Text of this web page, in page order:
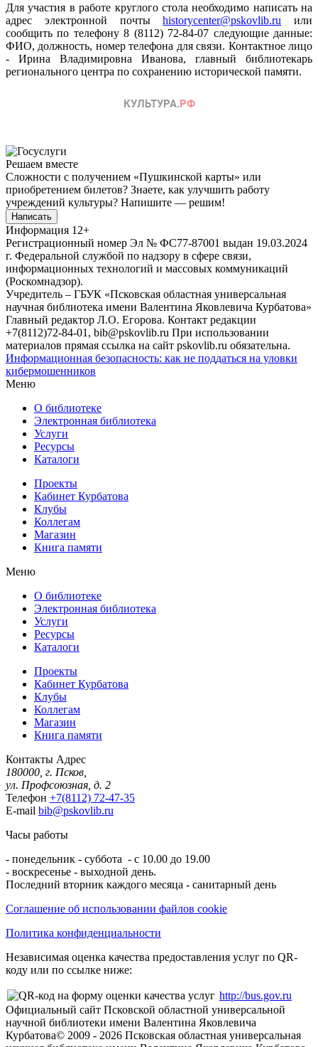
Для участия в работе круглого стола необходимо написать на
адрес электронной почтыhistorycenter@pskovlib.ru или
сообщить по телефону 8 (8112) 72-84-07 следующие данные:
ФИО, должность, номер телефона для связи. Контактное лицо
- Ирина Владимировна Иванова, главный библиотекарь
регионального центра по сохранению исторической памяти.
Решаем вместе
Сложности с получением «Пушкинской карты» или
приобретением билетов? Знаете, как улучшить работу
учреждений культуры? Напишите — решим!
Написать
Информация 12+
Регистрационный номер Эл № ФС77-87001 выдан 19.03.2024
г. Федеральной службой по надзору в сфере связи,
информационных технологий и массовых коммуникаций
(Роскомнадзор).
Учредитель – ГБУК «Псковская областная универсальная
научная библиотека имени Валентина Яковлевича Курбатова»
Главный редактор Л.О. Егорова. Контакт редакции
+7(8112)72-84-01, bib@pskovlib.ru При использовании
материалов прямая ссылка на сайт pskovlib.ru обязательна.
Информационная безопасность: как не поддаться на уловки
кибермошенников
Меню
О библиотеке
Электронная библиотека
Услуги
Ресурсы
Каталоги
Проекты
Кабинет Курбатова
Клубы
Коллегам
Магазин
Книга памяти
Меню
О библиотеке
Электронная библиотека
Услуги
Ресурсы
Каталоги
Проекты
Кабинет Курбатова
Клубы
Коллегам
Магазин
Книга памяти
Контакты Адрес
180000, г. Псков,
ул. Профсоюзная, д. 2
Телефон +7(8112) 72-47-35
E-mail bib@pskovlib.ru
Часы работы
- понедельник - суббота - с 10.00 до 19.00
- воскресенье - выходной день.
Последний вторник каждого месяца - санитарный день
Соглашение об использовании файлов cookie
Политика конфиденциальности
Независимая оценка качества предоставления услуг по QR-
коду или по ссылке ниже:
http://bus.gov.ru
Официальный сайт Псковской областной универсальной
научной библиотеки имени Валентина Яковлевича
Курбатова© 2009 - 2026 Псковская областная универсальная